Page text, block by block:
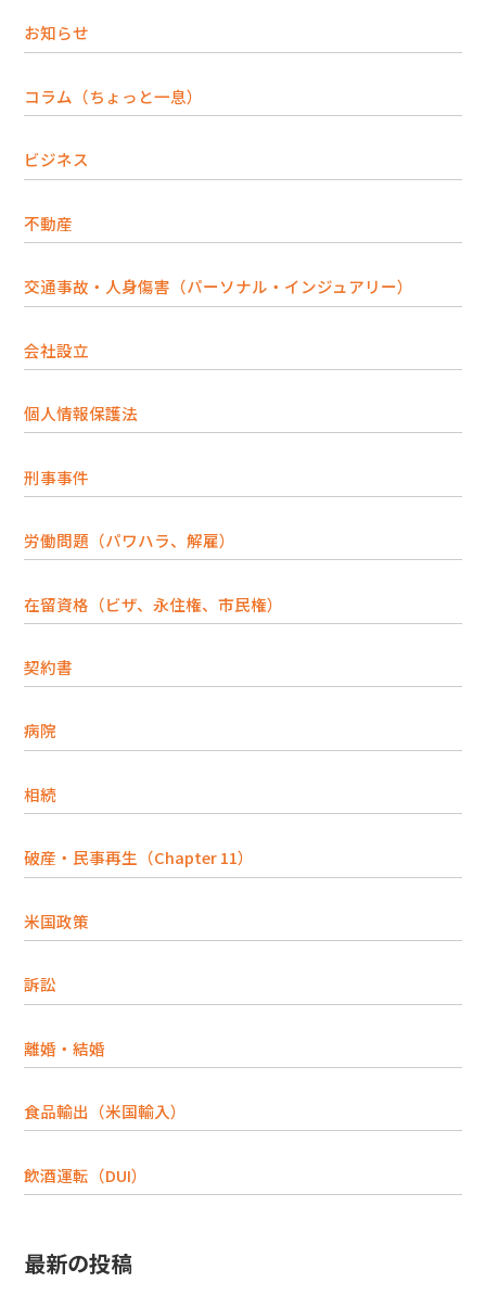
お知らせ
コラム（ちょっと一息）
ビジネス
不動産
交通事故・人身傷害（パーソナル・インジュアリー）
会社設立
個人情報保護法
刑事事件
労働問題（パワハラ、解雇）
在留資格（ビザ、永住権、市民権）
契約書
病院
相続
破産・民事再生（Chapter 11）
米国政策
訴訟
離婚・結婚
食品輸出（米国輸入）
飲酒運転（DUI）
最新の投稿